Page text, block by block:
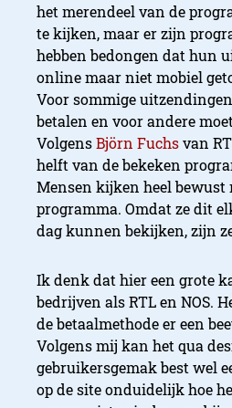
het merendeel van de
te kijken, maar er zijn
hebben bedongen dat hun
online maar niet mobiel
Voor sommige
betalen en voor andere
VolgensBjörn Fuchsvan
helft van de bekeken
Mensen kijken heel bewust
programma. Omdat ze dit
dag kunnen bekijken, zijn
Ik denk dat hier een grote
bedrijven als RTL en NOS.
de betaalmethode er een
Volgens mij kan het qua
gebruikersgemak best wel
op de site onduidelijk hoe